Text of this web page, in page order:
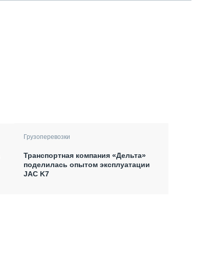
Грузоперевозки
Транспортная компания «Дельта»
поделилась опытом эксплуатации
JAC K7